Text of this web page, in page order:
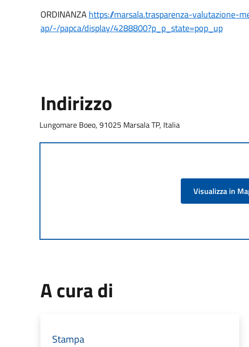
ORDINANZAhttps://marsala.trasparenza-valutazione-
ap/-/papca/display/4288800?p_p_state=pop_up
Indirizzo
Lungomare Boeo, 91025 Marsala TP, Italia
Visualizza in
A cura di
Stampa